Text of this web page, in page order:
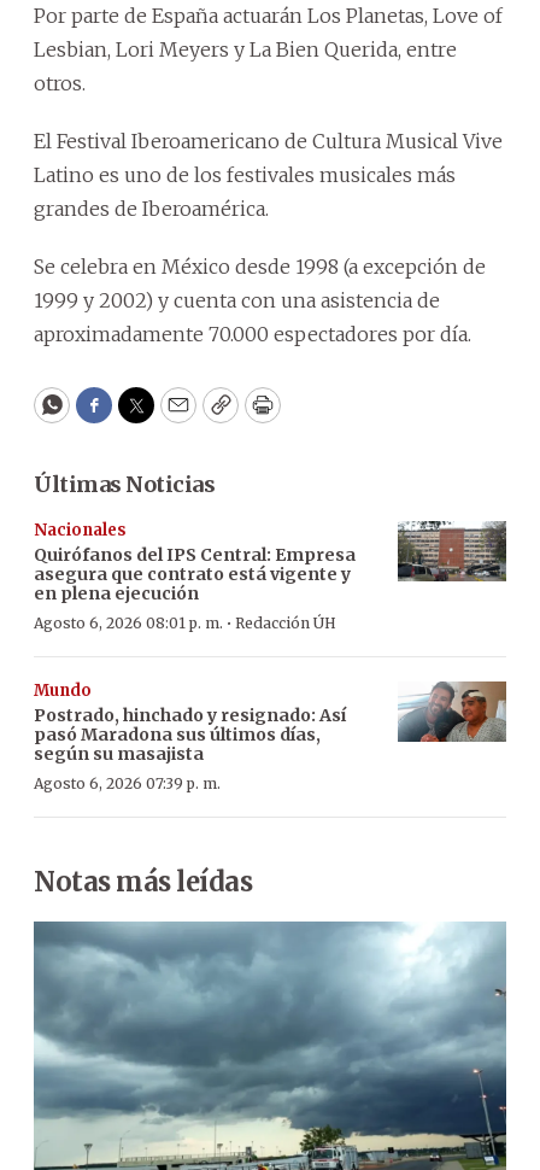
Por parte de España actuarán Los Planetas, Love of
Lesbian, Lori Meyers y La Bien Querida, entre
otros.
El Festival Iberoamericano de Cultura Musical Vive
Latino es uno de los festivales musicales más
grandes de Iberoamérica.
Se celebra en México desde 1998 (a excepción de
1999 y 2002) y cuenta con una asistencia de
aproximadamente 70.000 espectadores por día.
WhatsApp
Facebook
Twitter
EmailCopyPrint
Últimas Noticias
Nacionales
Quirófanos del IPS Central: Empresa
asegura que contrato está vigente y
en plena ejecución
Agosto 6, 2026 08:01 p. m. · Redacción ÚH
Mundo
Postrado, hinchado y resignado: Así
pasó Maradona sus últimos días,
según su masajista
Agosto 6, 2026 07:39 p. m.
Notas más leídas